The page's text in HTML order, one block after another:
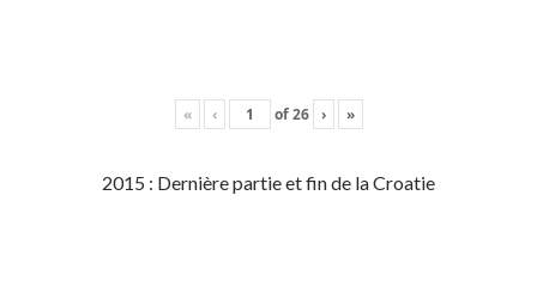
« ‹ of26 › »
2015 : Dernière partie et fin de la Croatie